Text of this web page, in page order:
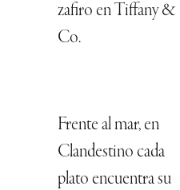
zafiro en Tiffany &
Co.
Frente al mar, en
Clandestino cada
plato encuentra su